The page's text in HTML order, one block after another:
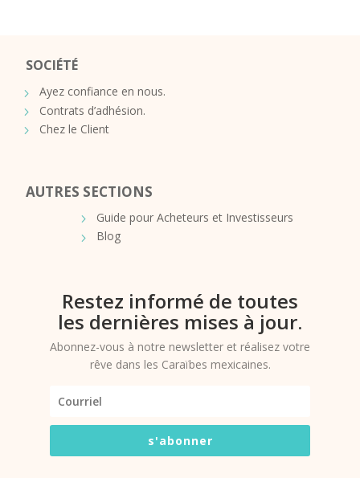
SOCIÉTÉ
Ayez confiance en nous.
Contrats d’adhésion.
Chez le Client
AUTRES SECTIONS
Guide pour Acheteurs et Investisseurs
Blog
Restez informé de toutes
les dernières mises à jour.
Abonnez-vous à notre newsletter et réalisez votre
rêve dans les Caraïbes mexicaines.
s'abonner